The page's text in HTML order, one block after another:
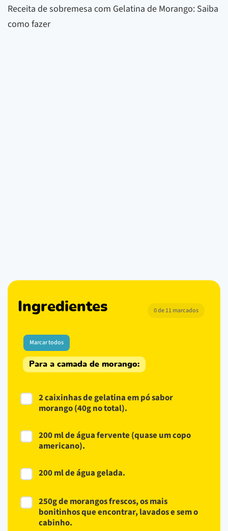
Receita de sobremesa com Gelatina de Morango: Saiba
como fazer
Ingredientes 0 de 11 marcados
Marcar todos
Para a camada de morango:
2 caixinhas de gelatina em pó sabor
morango (40g no total).
200 ml de água fervente (quase um copo
americano).
200 ml de água gelada.
250g de morangos frescos, os mais
bonitinhos que encontrar, lavados e sem o
cabinho.